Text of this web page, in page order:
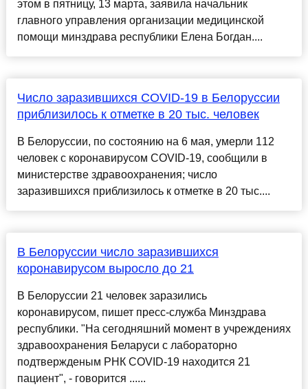
этом в пятницу, 13 марта, заявила начальник
главного управления организации медицинской
помощи минздрава республики Елена Богдан....
Число заразившихся COVID-19 в Белоруссии
приблизилось к отметке в 20 тыс. человек
В Белоруссии, по состоянию на 6 мая, умерли 112
человек с коронавирусом COVID-19, сообщили в
министерстве здравоохранения; число
заразившихся приблизилось к отметке в 20 тыс....
В Белоруссии число заразившихся
коронавирусом выросло до 21
В Белоруссии 21 человек заразились
коронавирусом, пишет пресс-служба Минздрава
республики. "На сегодняшний момент в учреждениях
здравоохранения Беларуси с лабораторно
подтвержденым РНК COVID-19 находится 21
пациент", - говорится ......